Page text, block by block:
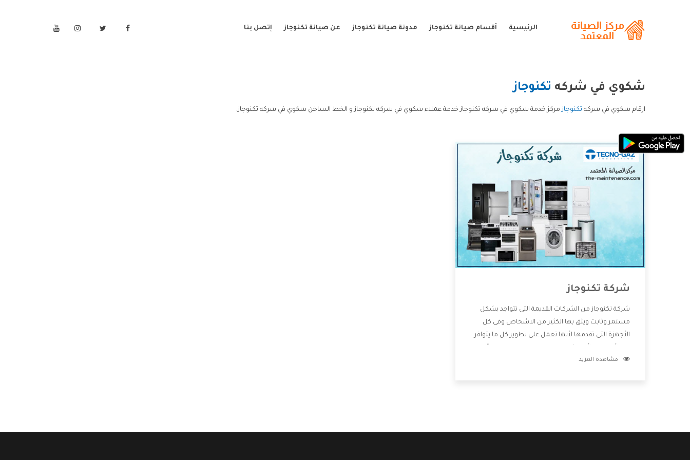
الرئيسية أقسام صيانة تكنوجاز مدونة صيانة تكنوجاز عن صيانة تكنوجاز إتصل بنا
شكوي في شركه تكنوجاز
ارقام شكوي في شركه تكنوجازمركز خدمة شكوي في شركه تكنوجاز خدمة عملاء شكوي في شركه تكنوجاز و الخط الساخن شكوي في شركه تكنوجاز.
شركة تكنوجاز
شركة تكنوجاز من الشركات القديمة التى تتواجد بشكل
مستمر وثابت ويثق بها الكثير من الاشخاص وفى كل
الأجهزة التى تقدمها لأنها تعمل على تطوير كل ما يتوافر
خدمات ما بعد البيع مع المنتجات وتقدم للعملاء أقوى
مشاهدة المزيد